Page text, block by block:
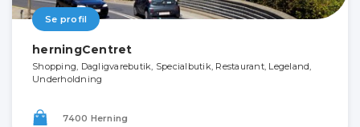
Se profil
herningCentret
Shopping, Dagligvarebutik, Specialbutik, Restaurant, Legeland,
Underholdning
7400 Herning